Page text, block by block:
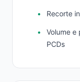
Recorte
Volume
PCDs